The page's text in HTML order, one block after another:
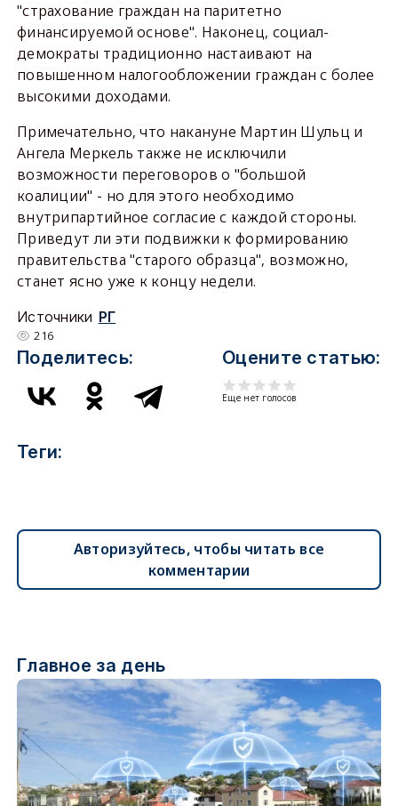
"страхование граждан на паритетно
финансируемой основе". Наконец, социал-
демократы традиционно настаивают на
повышенном налогообложении граждан с более
высокими доходами.
Примечательно, что накануне Мартин Шульц и
Ангела Меркель также не исключили
возможности переговоров о "большой
коалиции" - но для этого необходимо
внутрипартийное согласие с каждой стороны.
Приведут ли эти подвижки к формированию
правительства "старого образца", возможно,
станет ясно уже к концу недели.
Источники РГ
216
Поделитесь: Оцените статью:
Еще нет голосов
Теги:
Авторизуйтесь, чтобы читать все
комментарии
Главное за день